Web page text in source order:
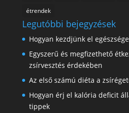
étrendek
Legutóbbi bejegyzések
Hogyan kezdjünk el
Egyszerű és megfizethető
zsírvesztés érdekében
Az első számú diéta a
Hogyan érj el kalória deficit
tippek